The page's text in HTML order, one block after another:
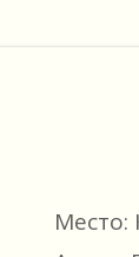
Место: